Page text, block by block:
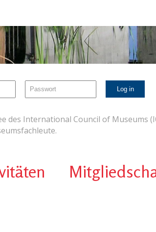
des International Council of Museums